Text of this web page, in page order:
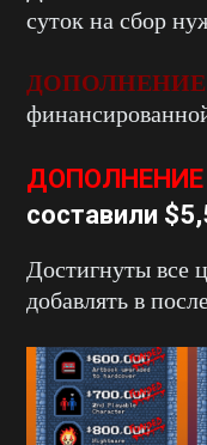
суток на сбор
ДОПОЛНЕНИЕ
ДОПОЛНЕНИЕ
составили
Достигнуты все
добавлять в